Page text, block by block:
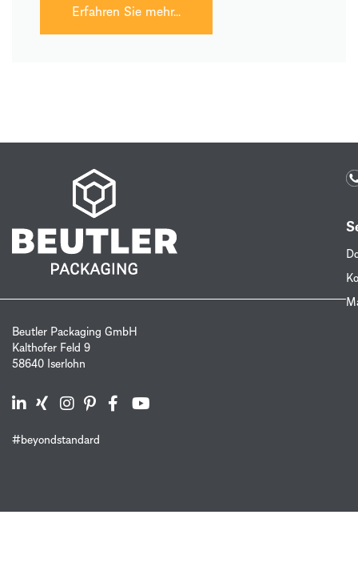
Erfahren Sie mehr...
Beutler Packaging GmbH
Kalthofer Feld 9
58640 Iserlohn
#beyondstandard